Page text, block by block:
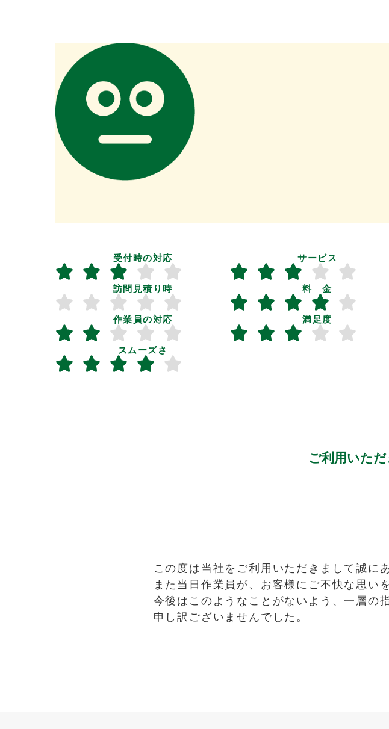
受付時の対応
訪問見積り時
作業員の対応
スムーズさ
サービス
料 金
満足度
ご利用いた
この度は当社をご利用いただきまして誠に
また当日作業員が、お客様にご不快な思い
今後はこのようなことがないよう、一層の
申し訳ございませんでした。